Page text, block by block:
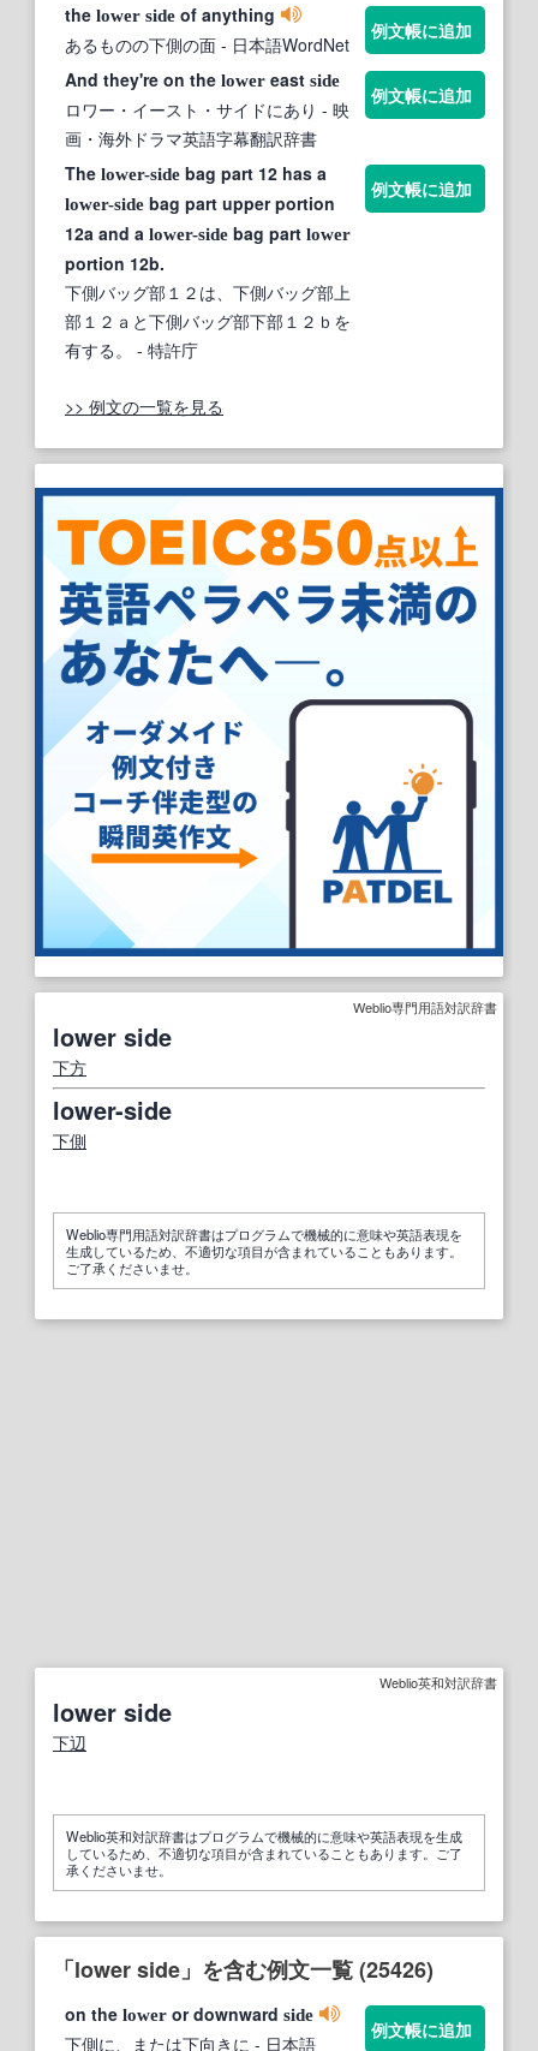
the lower side of anything
あるものの下側の面 - 日本語WordNet
例文帳に追加
And they're on the lower east side
ロワー・イースト・サイドにあり - 映
画・海外ドラマ英語字幕翻訳辞書
例文帳に追加
The lower-side bag part 12 has a
lower-side bag part upper portion
12a and a lower-side bag part lower
portion 12b.
下側バッグ部１２は、下側バッグ部上
部１２ａと下側バッグ部下部１２ｂを
有する。
- 特許庁
例文帳に追加
>> 例文の一覧を見る
Weblio専門用語対訳辞書
lower side
下方
lower-side
下側
Weblio専門用語対訳辞書はプログラムで機械的に意味や英語表現を
生成しているため、不適切な項目が含まれていることもあります。
ご了承くださいませ。
Weblio英和対訳辞書
lower side
下辺
Weblio英和対訳辞書はプログラムで機械的に意味や英語表現を生成
しているため、不適切な項目が含まれていることもあります。ご了
承くださいませ。
「lower side」を含む例文一覧 (25426)
on the lower or downward side
下側に、または下向きに - 日本語
例文帳に追加